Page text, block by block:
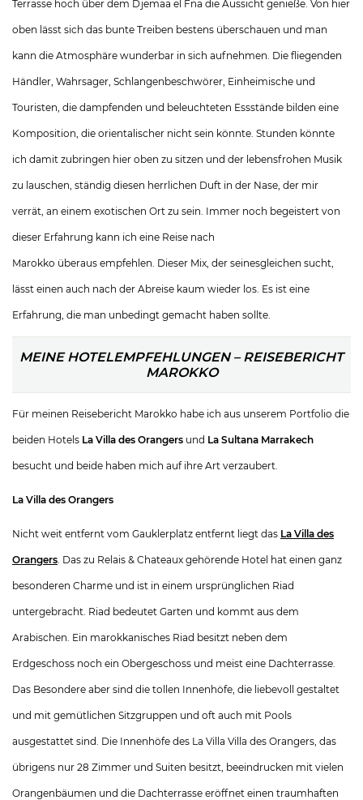
Terrasse hoch über dem Djemaa el Fna die Aussicht genieße. Von hier
oben lässt sich das bunte Treiben bestens überschauen und man
kann die Atmosphäre wunderbar in sich aufnehmen. Die fliegenden
Händler, Wahrsager, Schlangenbeschwörer, Einheimische und
Touristen, die dampfenden und beleuchteten Essstände bilden eine
Komposition, die orientalischer nicht sein könnte. Stunden könnte
ich damit zubringen hier oben zu sitzen und der lebensfrohen Musik
zu lauschen, ständig diesen herrlichen Duft in der Nase, der mir
verrät, an einem exotischen Ort zu sein. Immer noch begeistert von
dieser Erfahrung kann ich eine Reise nach
Marokko überaus empfehlen. Dieser Mix, der seinesgleichen sucht,
lässt einen auch nach der Abreise kaum wieder los. Es ist eine
Erfahrung, die man unbedingt gemacht haben sollte.
MEINE HOTELEMPFEHLUNGEN – REISEBERICHT
MAROKKO
Für meinen Reisebericht Marokko habe ich aus unserem Portfolio die
beiden Hotels La Villa des Orangers und La Sultana Marrakech
besucht und beide haben mich auf ihre Art verzaubert.
La Villa des Orangers
Nicht weit entfernt vom Gauklerplatz entfernt liegt das La Villa des
Orangers. Das zu Relais & Chateaux gehörende Hotel hat einen ganz
besonderen Charme und ist in einem ursprünglichen Riad
untergebracht. Riad bedeutet Garten und kommt aus dem
Arabischen. Ein marokkanisches Riad besitzt neben dem
Erdgeschoss noch ein Obergeschoss und meist eine Dachterrasse.
Das Besondere aber sind die tollen Innenhöfe, die liebevoll gestaltet
und mit gemütlichen Sitzgruppen und oft auch mit Pools
ausgestattet sind. Die Innenhöfe des La Villa Villa des Orangers, das
übrigens nur 28 Zimmer und Suiten besitzt, beeindrucken mit vielen
Orangenbäumen und die Dachterrasse eröffnet einen traumhaften